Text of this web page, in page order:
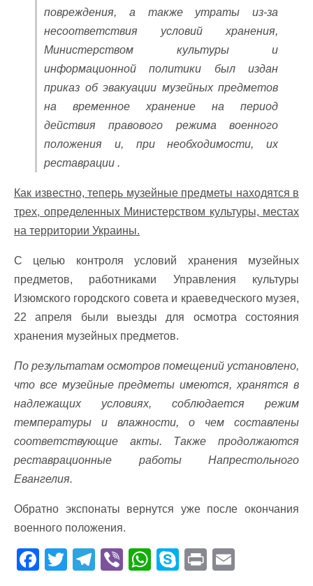
повреждения, а также утраты из-за
несоответствия условий хранения,
Министерством культуры и
информационной политики был издан
приказ об эвакуации музейных предметов
на временное хранение на период
действия правового режима военного
положения и, при необходимости, их
реставрации .
Как известно, теперь музейные предметы находятся в
трех, определенных Министерством культуры, местах
на территории Украины.
С целью контроля условий хранения музейных
предметов, работниками Управления культуры
Изюмского городского совета и краеведческого музея,
22 апреля были выезды для осмотра состояния
хранения музейных предметов.
По результатам осмотров помещений установлено,
что все музейные предметы имеются, хранятся в
надлежащих условиях, соблюдается режим
температуры и влажности, о чем составлены
соответствующие акты. Также продолжаются
реставрационные работы Напрестольного
Евангелия.
Обратно экспонаты вернутся уже после окончания
военного положения.
F T T Vi W S Pr